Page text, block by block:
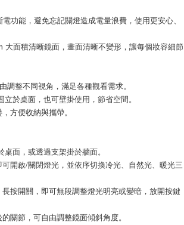
功能，避免忘記關燈造成電量浪費，使用更安心、
大面積清晰鏡面，畫面清晰不變形，讓每個妝容細節
調整不同視角，滿足各種觀看需求。
於桌面，也可壁掛使用，節省空間。
方便收納與攜帶。
面，或透過支架掛於牆面。
開啟/關閉燈光，並依序切換冷光、自然光、暖光三
按開關，即可無段調整燈光明亮或變暗，放開按鍵
關節，可自由調整鏡面傾斜角度。